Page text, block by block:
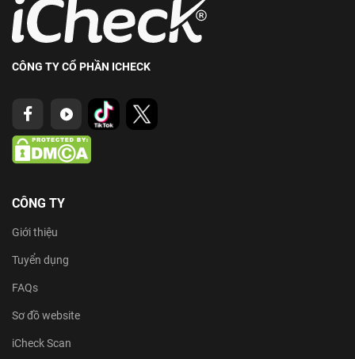
CÔNG TY CỔ PHẦN ICHECK
CÔNG TY
Giới thiệu
Tuyển dụng
FAQs
Sơ đồ website
iCheck Scan